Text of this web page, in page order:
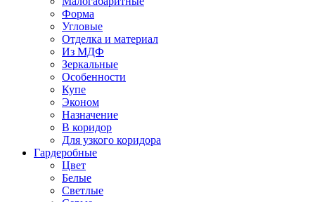
Форма
Угловые
Отделка и материал
Из МДФ
Зеркальные
Особенности
Купе
Эконом
Назначение
В коридор
Для узкого коридора
Гардеробные
Цвет
Белые
Светлые